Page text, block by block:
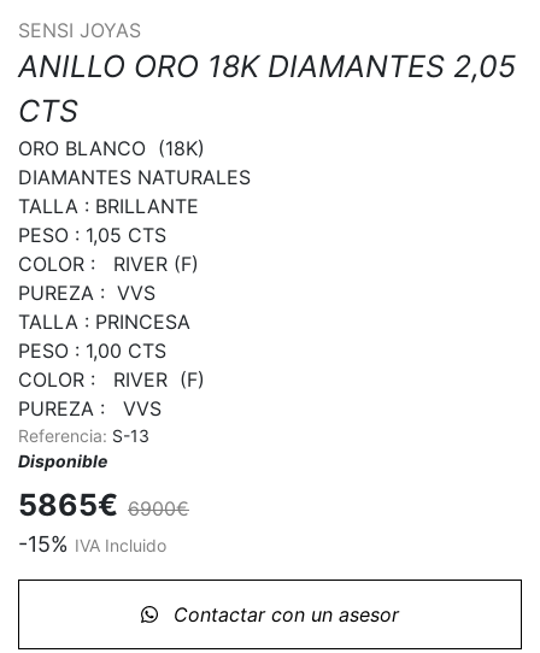
SENSI JOYAS
ANILLO ORO 18K DIAMANTES 2,05
CTS
ORO BLANCO  (18K)
DIAMANTES NATURALES
TALLA : BRILLANTE
PESO : 1,05 CTS
COLOR :   RIVER (F)
PUREZA :  VVS
TALLA : PRINCESA
PESO : 1,00 CTS
COLOR :   RIVER  (F)
PUREZA :   VVS
Referencia: S-13
Disponible
5865€ 6900€
-15% IVA Incluido
Contactar con un asesor